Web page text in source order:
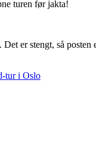
turen før jakta!
er stengt, så posten
tur i Oslo